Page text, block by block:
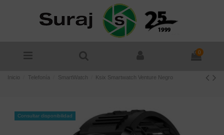
0
Inicio Telefonía SmartWatch Ksix Smartwatch Venture Negro
Consultar disponibilidad